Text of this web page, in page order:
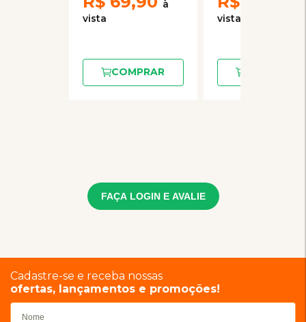
COMPRAR
FAÇA LOGIN E AVALIE
Cadastre-se e receba nossas
ofertas, lançamentos e promoções!